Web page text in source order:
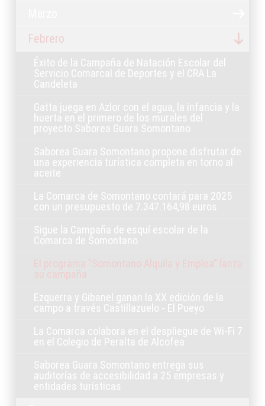
Febrero
Éxito de la Campaña de Natación Escolar del
Servicio Comarcal de Deportes y el CRA La
Candeleta
Gatta juega en Azlor con el agua, la infancia y la
huerta en el primero de los murales del
proyecto Saborea Guara Somontano
Saborea Guara Somontano propone disfrutar de
una experiencia turística completa en torno al
aceite
La Comarca de Somontano contará para 2025
con un presupuesto de 7.347.164,98 euros
Sigue la Campaña de esquí escolar de la
Comarca de Somontano
El programa “Somontano Alquila y Emplea” lanza
su campaña
Ezquerra y Gibanel ganan la XX edición de la
campo a través Castillazuelo - El Pueyo
La Comarca colabora en el despliegue de Wi-Fi 7
en el Colegio de Peralta de Alcofea
Saborea Guara Somontano entrega sus
auditorías de accesibilidad a 25 empresas y
entidades turísticas